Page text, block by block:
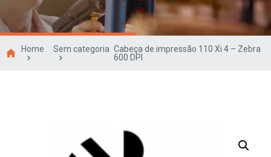
Home Sem categoria Cabeça de impressão 110 Xi 4 – Zebra
600 DPI